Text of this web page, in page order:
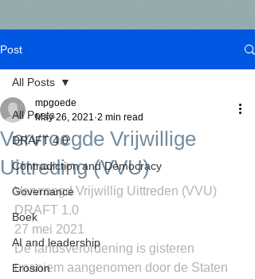
Post
All Posts
DRAFT 4.0
Contradiction and Democracy
Governance
Boek
AI and leadership
Erosion
All Posts
Vervroegde Vrijwillige
Uittreding (VVU)
mpgoede
May 26, 2021 2 min read
Vervroegd Vrijwillig Uittreden (VVU)
DRAFT 1.0
27 mei 2021
De landsverordening is gisteren
unaniem aangenomen door de Staten